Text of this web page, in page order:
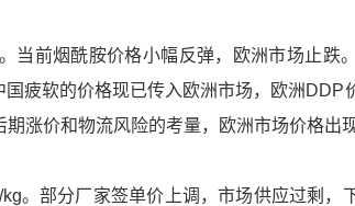
当前烟酰胺价格小幅反弹，欧洲市场止跌
疲软的价格现已传入欧洲市场，欧洲DDP
涨价和物流风险的考量，欧洲市场价格出
。部分厂家签单价上调，市场供应过剩，